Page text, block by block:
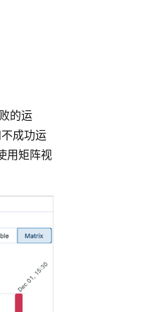
的运
成功运
用矩阵视